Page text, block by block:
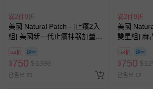
經消費者拆封之影音商品或電腦軟體
等）。
非以有形媒介提供之數位內容或一
上服務，經消費者事先同意始提供（
戲或活動點數等）。
已拆封之以下類型商品：
滿2件9折
美國 Natural Patch - [止癢2入
組] 美國新一代止癢神器加量版
54折
$750 $1398
已售出 25
滿2件9折
美國
雙星組] 麻
58折
$750 $
已售出 12